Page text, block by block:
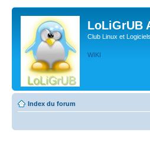
LoLiGrUB
Club Linux et
WIKI
Index du forum